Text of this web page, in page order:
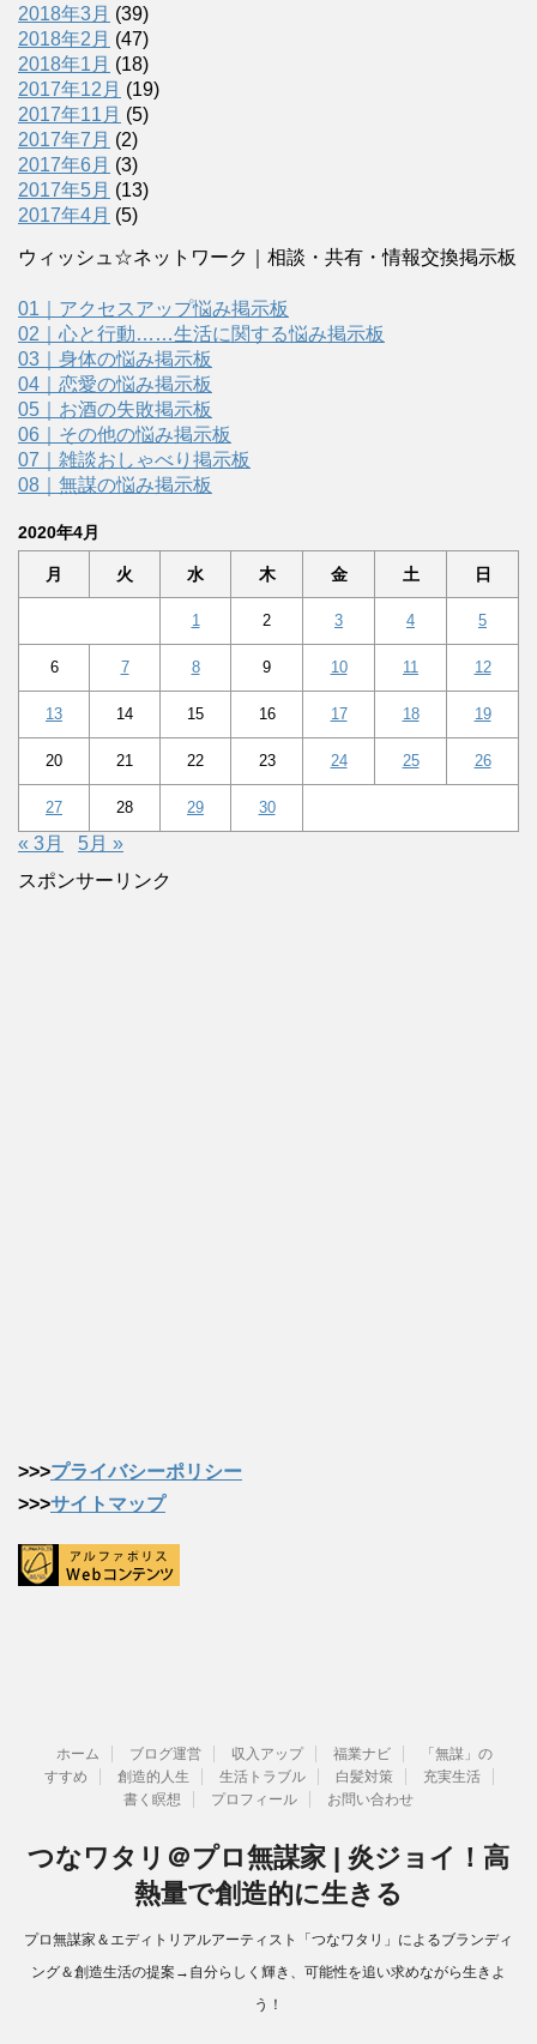
2018年3月 (39)
2018年2月 (47)
2018年1月 (18)
2017年12月 (19)
2017年11月 (5)
2017年7月 (2)
2017年6月 (3)
2017年5月 (13)
2017年4月 (5)
ウィッシュ☆ネットワーク｜相談・共有・情報交換掲示板
01｜アクセスアップ悩み掲示板
02｜心と行動……生活に関する悩み掲示板
03｜身体の悩み掲示板
04｜恋愛の悩み掲示板
05｜お酒の失敗掲示板
06｜その他の悩み掲示板
07｜雑談おしゃべり掲示板
08｜無謀の悩み掲示板
2020年4月
月 火 水 木 金 土 日
1 2 3 4 5
6 7 8 9 10 11 12
13 14 15 16 17 18 19
20 21 22 23 24 25 26
27 28 29 30
« 3月
5月 »
スポンサーリンク
>>>プライバシーポリシー
>>>サイトマップ
ホーム ブログ運営 収入アップ 福業ナビ
「無謀」の
すすめ
創造的人生 生活トラブル 白髪対策
充実生活
書く瞑想
プロフィール お問い合わせ
つなワタリ＠プロ無謀家 | 炎ジョイ！高
熱量で創造的に生きる
プロ無謀家＆エディトリアルアーティスト「つなワタリ」によるブランディ
ング＆創造生活の提案→自分らしく輝き、可能性を追い求めながら生きよ
う！